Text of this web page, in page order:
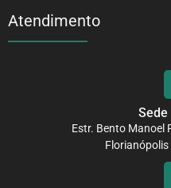
Atendimento
Sede
Estr. Bento Manoel
Florianópolis